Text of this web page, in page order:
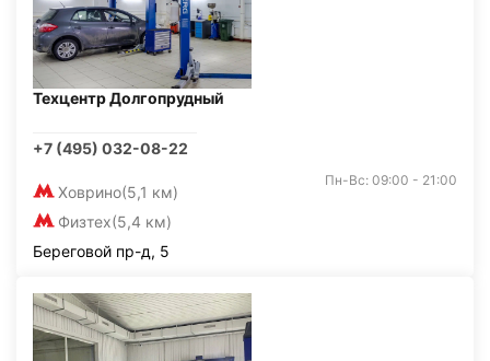
Техцентр Долгопрудный
+7 (495) 032-08-22
Ховрино(5,1 км)
Физтех(5,4 км)
Пн-Вс: 09:00 - 21:00
Береговой пр-д, 5